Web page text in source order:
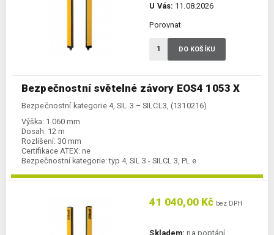
Bezpečnostní světelné závory EOS4 1053 X
Bezpečnostní kategorie 4, SIL 3 – SILCL3, (1310216)
Výška: 1 060 mm
Dosah: 12 m
Rozlišení: 30 mm
Certifikace ATEX: ne
Bezpečnostní kategorie: typ 4, SIL 3 - SILCL 3, PL e
U Vás: 11.08.2026
Porovnat
DO KOŠÍKU
41 040,00 Kč bez DPH
Skladem: na poptání